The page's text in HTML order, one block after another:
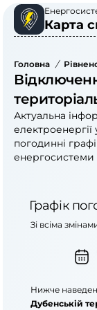
Карта
Головна /
Актуальна
електроенергії
погодинні
енергосистеми
Графік
Зі всіма
Нижче
Дубенській